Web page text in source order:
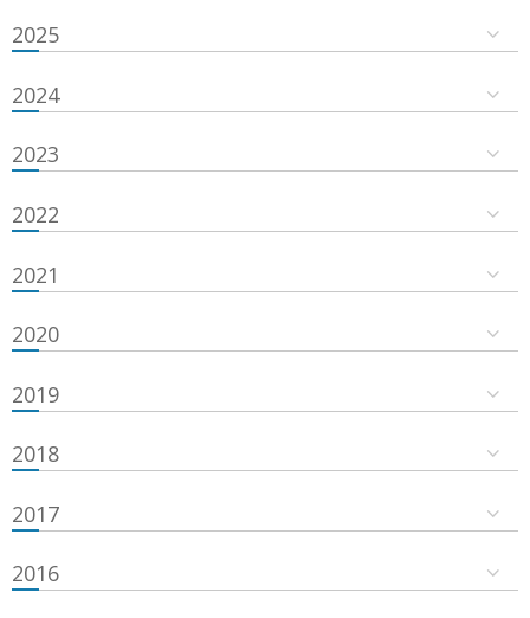
2025
2024
2023
2022
2021
2020
2019
2018
2017
2016